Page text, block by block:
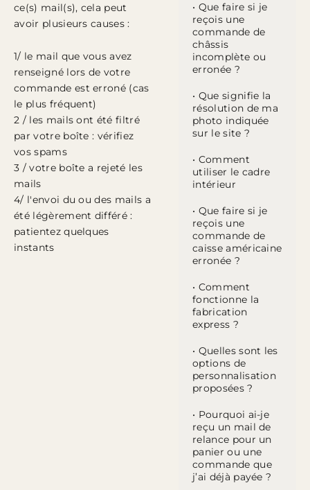
ce(s) mail(s), cela peut
avoir plusieurs causes :
1/ le mail que vous avez
renseigné lors de votre
commande est erroné (cas
le plus fréquent)
2 / les mails ont été filtré
par votre boîte : vérifiez
vos spams
3 / votre boîte a rejeté les
mails
4/ l'envoi du ou des mails a
été légèrement différé :
patientez quelques
instants
• Que faire si je
reçois une
commande de
châssis
incomplète ou
erronée ?
• Que signifie la
résolution de ma
photo indiquée
sur le site ?
• Comment
utiliser le cadre
intérieur
• Que faire si je
reçois une
commande de
caisse américaine
erronée ?
• Comment
fonctionne la
fabrication
express ?
• Quelles sont les
options de
personnalisation
proposées ?
• Pourquoi ai-je
reçu un mail de
relance pour un
panier ou une
commande que
j’ai déjà payée ?